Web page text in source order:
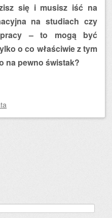
się i musisz iść na
na studiach czy
– to mogą być
o co właściwie z tym
na pewno świstak?